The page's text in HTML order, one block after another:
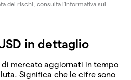
dei rischi, consulta l'Informativa sui
in dettaglio
mercato aggiornati in tempo
Significa che le cifre sono